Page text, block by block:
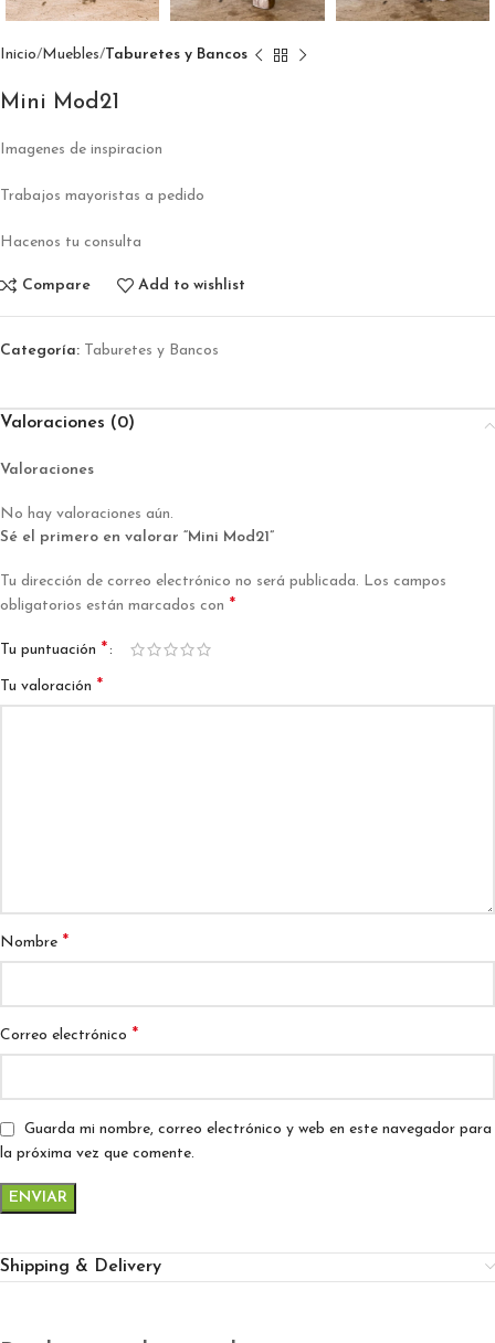
Inicio Muebles Taburetes y Bancos
Mini Mod21
Imagenes de inspiracion
Trabajos mayoristas a pedido
Hacenos tu consulta
Compare Add to wishlist
Categoría: Taburetes y Bancos
Valoraciones (0)
Valoraciones
No hay valoraciones aún.
Sé el primero en valorar “Mini Mod21”
Tu dirección de correo electrónico no será publicada. Los campos
obligatorios están marcados con *
Tu puntuación *
Tu valoración *
Nombre *
Correo electrónico *
Guarda mi nombre, correo electrónico y web en este navegador para
la próxima vez que comente.
Shipping & Delivery